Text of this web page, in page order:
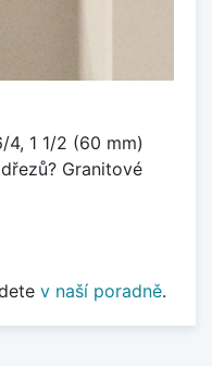
1 1/2 (60 mm)
Granitové
v naší poradně.